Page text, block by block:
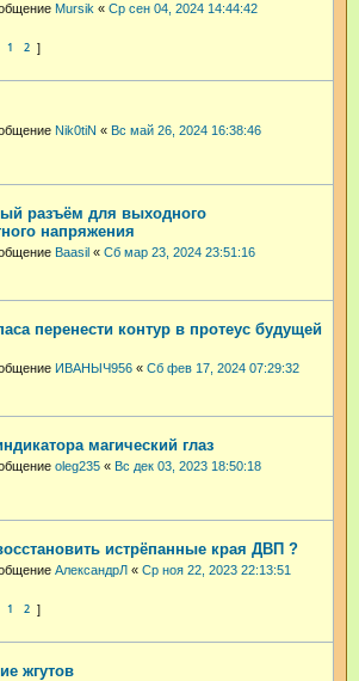
Mursik « Ср сен 04, 2024 14:44:42
1 2
Nik0tiN « Вс май 26, 2024 16:38:46
разъём для выходного
напряжения
Baasil « Сб мар 23, 2024 23:51:16
перенести контур в протеус будущей
ИВАНЫЧ956 « Сб фев 17, 2024 07:29:32
магический глаз
oleg235 « Вс дек 03, 2023 18:50:18
истрёпанные края ДВП ?
АлександрЛ « Ср ноя 22, 2023 22:13:51
1 2
жгутов